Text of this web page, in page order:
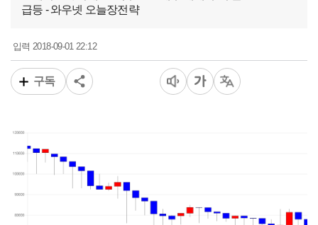
급등 - 와우넷 오늘장전략
입력2018-09-01 22:12
구독